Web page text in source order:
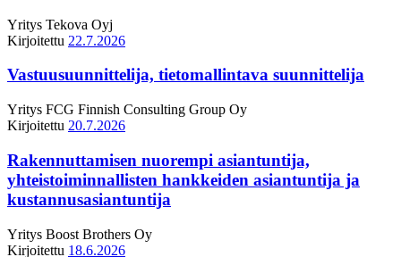
Yritys Tekova Oyj
Kirjoitettu 22.7.2026
Vastuusuunnittelija, tietomallintava suunnittelija
Yritys FCG Finnish Consulting Group Oy
Kirjoitettu 20.7.2026
Rakennuttamisen nuorempi asiantuntija,
yhteistoiminnallisten hankkeiden asiantuntija ja
kustannusasiantuntija
Yritys Boost Brothers Oy
Kirjoitettu 18.6.2026